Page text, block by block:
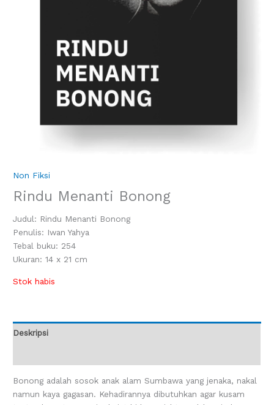
Non Fiksi
Rindu Menanti Bonong
Judul: Rindu Menanti Bonong
Penulis: Iwan Yahya
Tebal buku: 254
Ukuran: 14 x 21 cm
Stok habis
Deskripsi
Bonong adalah sosok anak alam Sumbawa yang jenaka, nakal
namun kaya gagasan. Kehadirannya dibutuhkan agar kusam